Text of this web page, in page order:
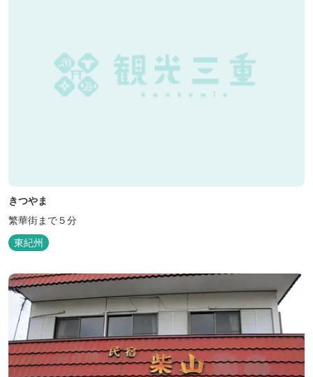
きつやま
繁華街まで５分
東紀州